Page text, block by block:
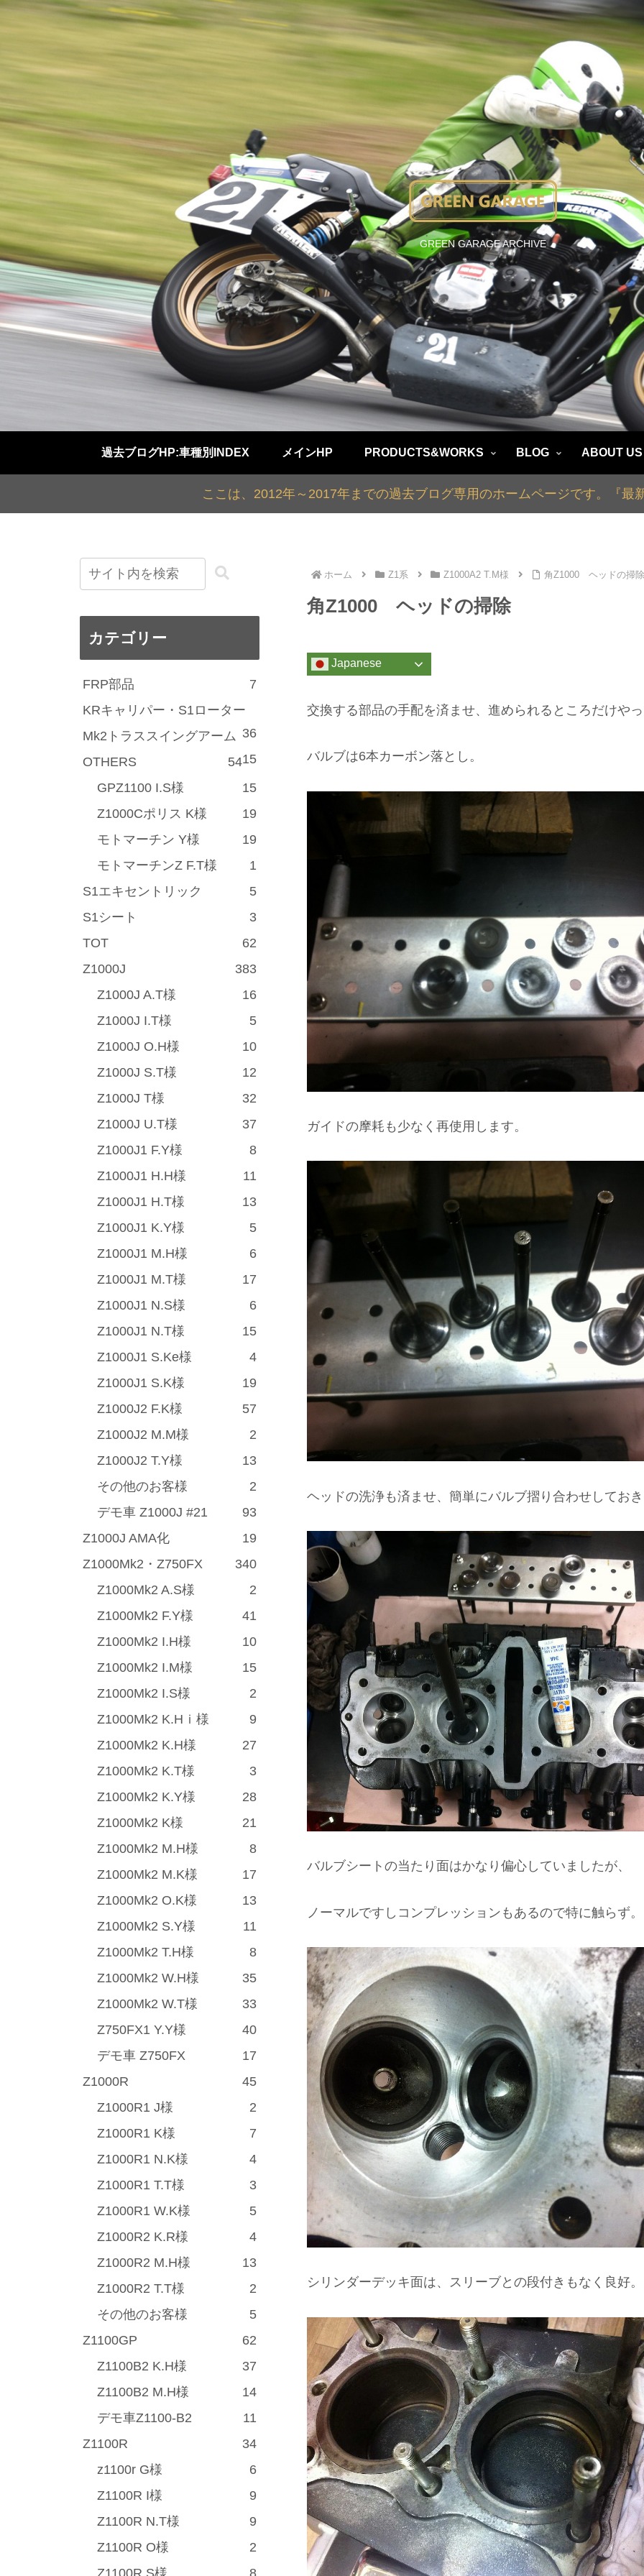
GREEN GARAGE ARCHIVE
過去ブログHP:車種別INDEX メインHP PRODUCTS&WORKS BLOG ABOUT US
ここは、2012年～2017年までの過去ブログ専用のホームページです。『最
ホーム Z1系 Z1000A2 T.M様 角Z1000 ヘッドの掃
角Z1000 ヘッドの掃除
Japanese
交換する部品の手配を済ませ、進められるところだけや
バルブは6本カーボン落とし。
ガイドの摩耗も少なく再使用します。
ヘッドの洗浄も済ませ、簡単にバルブ摺り合わせしてお
バルブシートの当たり面はかなり偏心していましたが、
ノーマルですしコンプレッションもあるので特に触らず。
シリンダーデッキ面は、スリーブとの段付きもなく良好。
カテゴリー
FRP部品
7
KRキャリパー・S1ローター
36
Mk2トラススイングアーム
15
OTHERS
54
GPZ1100 I.S様
15
Z1000Cポリス K様
19
モトマーチン Y様
19
モトマーチンZ F.T様
1
S1エキセントリック
5
S1シート
3
TOT
62
Z1000J
383
Z1000J A.T様
16
Z1000J I.T様
5
Z1000J O.H様
10
Z1000J S.T様
12
Z1000J T様
32
Z1000J U.T様
37
Z1000J1 F.Y様
8
Z1000J1 H.H様
11
Z1000J1 H.T様
13
Z1000J1 K.Y様
5
Z1000J1 M.H様
6
Z1000J1 M.T様
17
Z1000J1 N.S様
6
Z1000J1 N.T様
15
Z1000J1 S.Ke様
4
Z1000J1 S.K様
19
Z1000J2 F.K様
57
Z1000J2 M.M様
2
Z1000J2 T.Y様
13
その他のお客様
2
デモ車 Z1000J #21
93
Z1000J AMA化
19
Z1000Mk2・Z750FX
340
Z1000Mk2 A.S様
2
Z1000Mk2 F.Y様
41
Z1000Mk2 I.H様
10
Z1000Mk2 I.M様
15
Z1000Mk2 I.S様
2
Z1000Mk2 K.Hｉ様
9
Z1000Mk2 K.H様
27
Z1000Mk2 K.T様
3
Z1000Mk2 K.Y様
28
Z1000Mk2 K様
21
Z1000Mk2 M.H様
8
Z1000Mk2 M.K様
17
Z1000Mk2 O.K様
13
Z1000Mk2 S.Y様
11
Z1000Mk2 T.H様
8
Z1000Mk2 W.H様
35
Z1000Mk2 W.T様
33
Z750FX1 Y.Y様
40
デモ車 Z750FX
17
Z1000R
45
Z1000R1 J様
2
Z1000R1 K様
7
Z1000R1 N.K様
4
Z1000R1 T.T様
3
Z1000R1 W.K様
5
Z1000R2 K.R様
4
Z1000R2 M.H様
13
Z1000R2 T.T様
2
その他のお客様
5
Z1100GP
62
Z1100B2 K.H様
37
Z1100B2 M.H様
14
デモ車Z1100-B2
11
Z1100R
34
z1100r G様
6
Z1100R I様
9
Z1100R N.T様
9
Z1100R O様
2
Z1100R S様
8